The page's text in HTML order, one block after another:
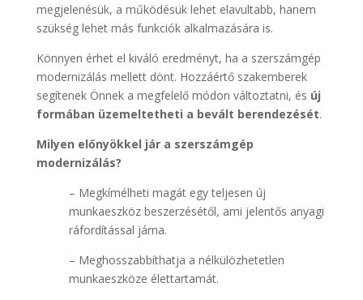
megjelenésük, a működésük lehet elavultabb, hanem
szükség lehet más funkciók alkalmazására is.
Könnyen érhet el kiváló eredményt, ha a szerszámgép
modernizálás mellett dönt. Hozzáértő szakemberek
segítenek Önnek a megfelelő módon változtatni, és új
formában üzemeltetheti a bevált berendezését.
Milyen előnyökkel jár a szerszámgép
modernizálás?
– Megkímélheti magát egy teljesen új
munkaeszköz beszerzésétől, ami jelentős anyagi
ráfordítással járna.
– Meghosszabbíthatja a nélkülözhetetlen
munkaeszköze élettartamát.